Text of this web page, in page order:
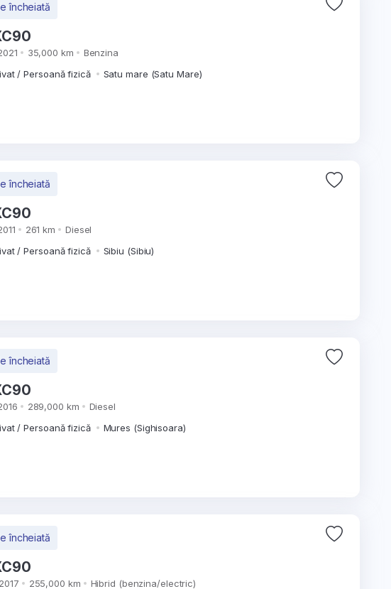
încheiată
35,000 km
Benzina
/ Persoană fizică
Satu mare (Satu Mare)
încheiată
261 km
Diesel
/ Persoană fizică
Sibiu (Sibiu)
încheiată
289,000 km
Diesel
/ Persoană fizică
Mures (Sighisoara)
încheiată
2017 255,000 km Hibrid (benzina/electric)